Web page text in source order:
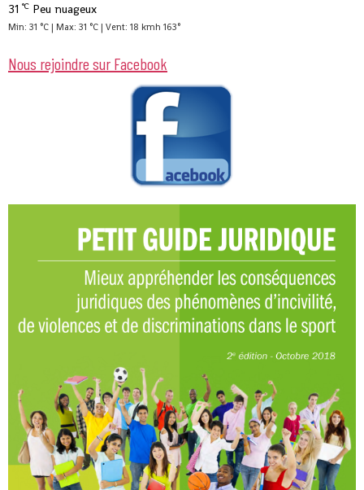
31 °C Peu nuageux
Min: 31 °C | Max: 31 °C | Vent: 18 kmh 163°
Nous rejoindre sur Facebook